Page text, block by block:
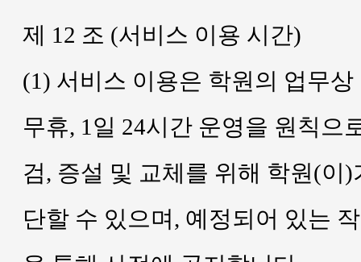
제 12 조 (서비스 이용 시간)
(1) 서비스 이용은 학원의 업무
무휴, 1일 24시간 운영을 원칙으
검, 증설 및 교체를 위해 학원(이
단할 수 있으며, 예정되어 있는